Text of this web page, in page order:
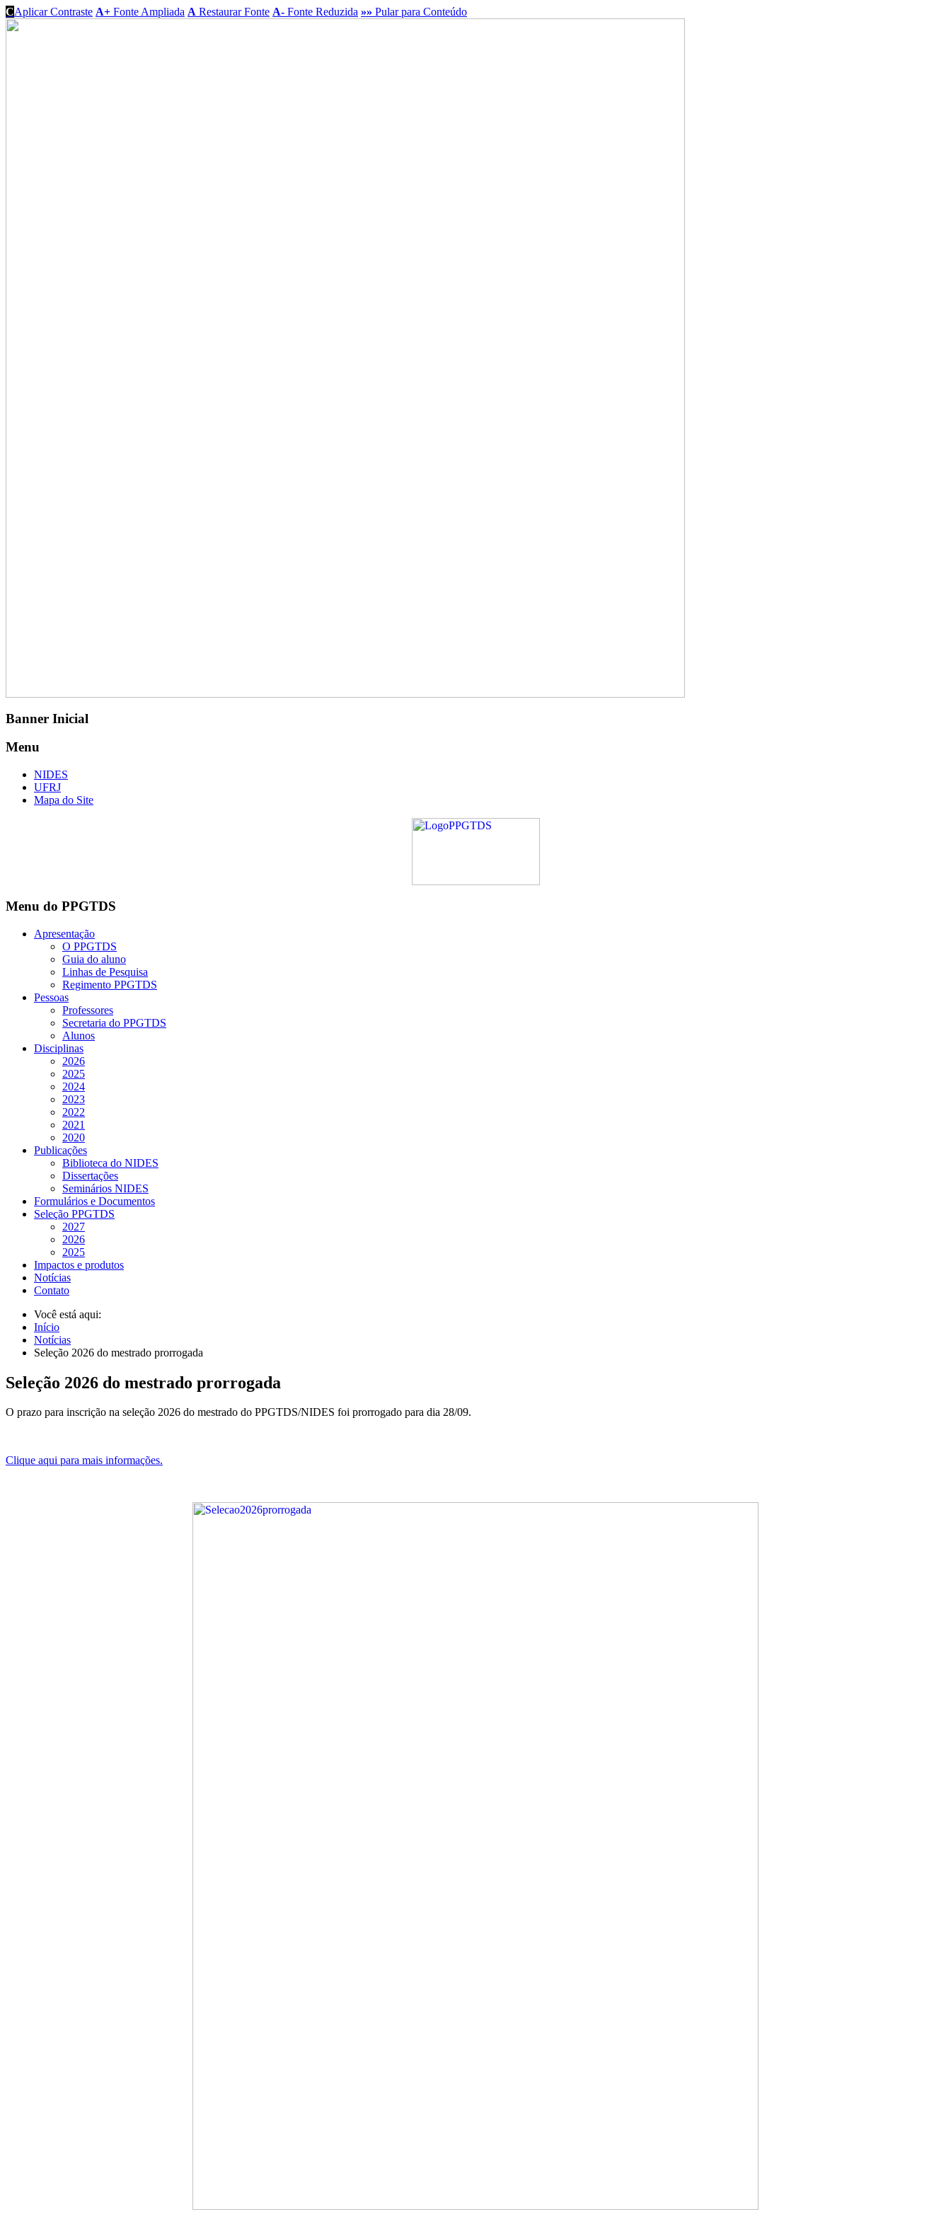
CAplicar Contraste A+ Fonte Ampliada A Restaurar Fonte A- Fonte Reduzida »» Pular para Conteúdo
Banner Inicial
Menu
NIDES
UFRJ
Mapa do Site
Menu do PPGTDS
Apresentação
O PPGTDS
Guia do aluno
Linhas de Pesquisa
Regimento PPGTDS
Pessoas
Professores
Secretaria do PPGTDS
Alunos
Disciplinas
2026
2025
2024
2023
2022
2021
2020
Publicações
Biblioteca do NIDES
Dissertações
Seminários NIDES
Formulários e Documentos
Seleção PPGTDS
2027
2026
2025
Impactos e produtos
Notícias
Contato
Você está aqui:
Início
Notícias
Seleção 2026 do mestrado prorrogada
Seleção 2026 do mestrado prorrogada
O prazo para inscrição na seleção 2026 do mestrado do PPGTDS/NIDES foi prorrogado para dia 28/09.
Clique aqui para mais informações.